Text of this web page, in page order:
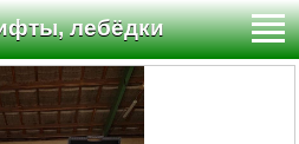
лебёдки